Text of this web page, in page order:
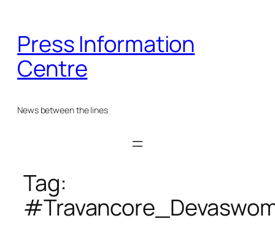
content
Press Information
Centre
News between the lines
Tag: